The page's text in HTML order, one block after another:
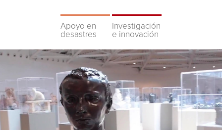
Apoyo en
desastres
Investigación
e innovación